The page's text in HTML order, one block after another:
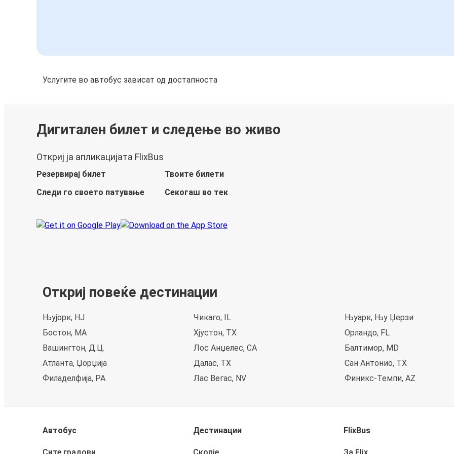
Услугите во автобус зависат од достапноста
Дигитален билет и следење во живо
Откриј ја апликацијата FlixBus
Резервирај билет
Твоите билети
Следи го своето патување
Секогаш во тек
Откриј повеќе дестинации
Њујорк, НЈ
Бостон, MA
Вашингтон, Д.Ц.
Атланта, Џорџија
Филаделфија, PA
Чикаго, IL
Хјустон, TX
Лос Анџелес, CA
Далас, TX
Лас Вегас, NV
Њуарк, Њу Џерзи
Орландо, FL
Балтимор, MD
Сан Антонио, TX
Финикс-Темпи, AZ
Автобус Дестинации FlixBus